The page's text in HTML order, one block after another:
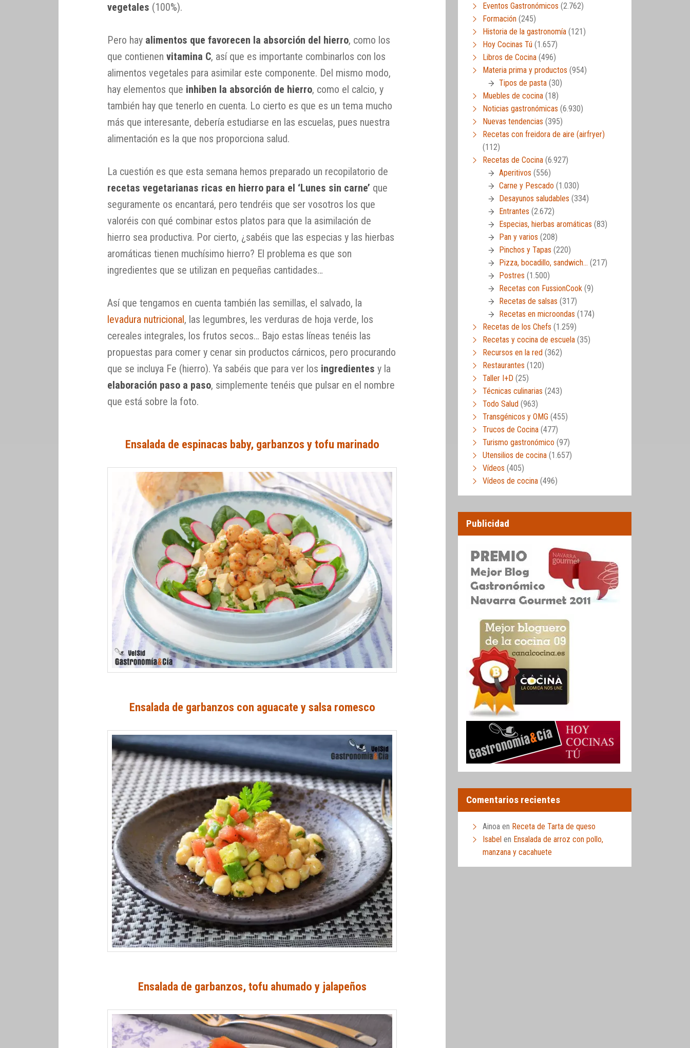
vegetales (100%).
Pero hay alimentos que favorecen la absorción del hierro, como los
que contienenvitamina C, así que es importante combinarlos con los
alimentos vegetales para asimilar este componente. Del mismo modo,
hay elementos que inhiben la absorción de hierro, como el calcio, y
también hay que tenerlo en cuenta. Lo cierto es que es un tema mucho
más que interesante, debería estudiarse en las escuelas, pues nuestra
alimentación es la que nos proporciona salud.
La cuestión es que esta semana hemos preparado un recopilatorio de
recetas vegetarianas ricas en hierro para el ‘Lunes sin carne’ que
seguramente os encantará, pero tendréis que ser vosotros los que
valoréis con qué combinar estos platos para que la asimilación de
hierro sea productiva. Por cierto, ¿sabéis que las especias y las hierbas
aromáticas tienen muchísimo hierro? El problema es que son
ingredientes que se utilizan en pequeñas cantidades…
Así que tengamos en cuenta también las semillas, el salvado, la
levadura nutricional, las legumbres, les verduras de hoja verde, los
cereales integrales, los frutos secos… Bajo estas líneas tenéis las
propuestas para comer y cenar sin productos cárnicos, pero procurando
que se incluya Fe (hierro). Ya sabéis que para ver los ingredientes y la
elaboración paso a paso, simplemente tenéis que pulsar en el nombre
que está sobre la foto.
Ensalada de espinacas baby, garbanzos y tofu marinado
Ensalada de garbanzos con aguacate y salsa romesco
Ensalada de garbanzos, tofu ahumado y jalapeños
Eventos Gastronómicos (2.762)
Formación (245)
Historia de la gastronomía (121)
Hoy Cocinas Tú (1.657)
Libros de Cocina (496)
Materia prima y productos (954)
Tipos de pasta (30)
Muebles de cocina (18)
Noticias gastronómicas (6.930)
Nuevas tendencias (395)
Recetas con freidora de aire (airfryer)
(112)
Recetas de Cocina (6.927)
Aperitivos (556)
Carne y Pescado (1.030)
Desayunos saludables (334)
Entrantes (2.672)
Especias, hierbas aromáticas (83)
Pan y varios (208)
Pinchos y Tapas (220)
Pizza, bocadillo, sandwich… (217)
Postres (1.500)
Recetas con FussionCook (9)
Recetas de salsas (317)
Recetas en microondas (174)
Recetas de los Chefs (1.259)
Recetas y cocina de escuela (35)
Recursos en la red (362)
Restaurantes (120)
Taller I+D (25)
Técnicas culinarias (243)
Todo Salud (963)
Transgénicos y OMG (455)
Trucos de Cocina (477)
Turismo gastronómico (97)
Utensilios de cocina (1.657)
Vídeos (405)
Vídeos de cocina (496)
Publicidad
Comentarios recientes
Ainoa en Receta de Tarta de queso
Isabel en Ensalada de arroz con pollo,
manzana y cacahuete